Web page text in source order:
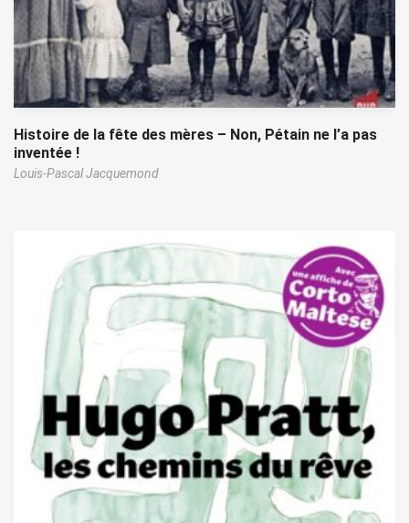
Histoire de la fête des mères – Non, Pétain ne l’a pas
inventée !
Louis-Pascal Jacquemond